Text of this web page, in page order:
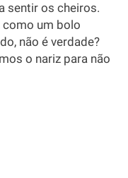
sentir os cheiros.
como um bolo
não é verdade?
o nariz para não